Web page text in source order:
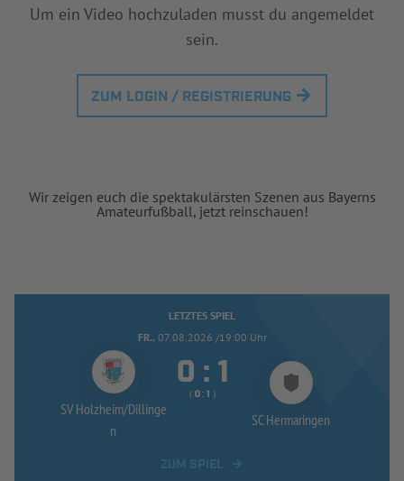
Um ein Video hochzuladen musst du angemeldet
sein.
ZUM LOGIN / REGISTRIERUNG
Wir zeigen euch die spektakulärsten Szenen aus Bayerns
Amateurfußball, jetzt reinschauen!
LETZTES SPIEL
FR.. 07.08.2026 /19:00 Uhr
SV Holzheim/Dillinge
n
 : 
( :  )
SC Hermaringen